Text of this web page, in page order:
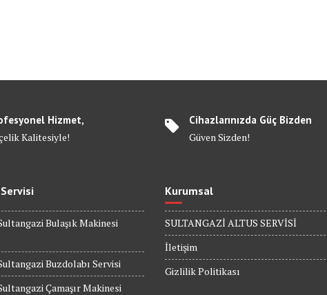
Hizmet,
Kalitesiyle!
Cihazlarınızda Güç Bizden
Güven Sizden!
Bulaşık Makinesi
Buzdolabı Servisi
Çamaşır Makinesi
Kurumsal
SULTANGAZİ ALTUS SERVİSİ
İletişim
Gizlilik Politikası